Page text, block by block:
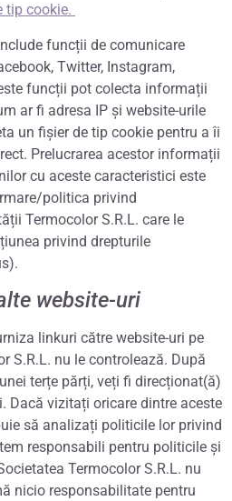
tip cookie.
funcții de comunicare
Twitter, Instagram,
funcții pot colecta informații
ar fi adresa IP și website-urile
un fișier de tip cookie pentru a îi
Prelucrarea acestor informații
cu aceste caracteristici este
politica privind
Termocolor S.R.L. care le
privind drepturile
website-uri
linkuri către website-uri pe
S.R.L. nu le controlează. După
terțe părți, veți fi direcționat(ă)
Dacă vizitați oricare dintre aceste
să analizați politicile lor privind
responsabili pentru politicile și
Termocolor S.R.L. nu
nicio responsabilitate pentru